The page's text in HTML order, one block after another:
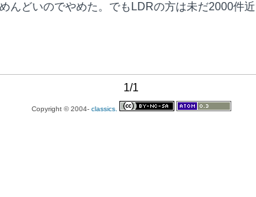
んどいのでやめた。でもLDRの方は未だ2000件
1/1
Copyright © 2004- classics.